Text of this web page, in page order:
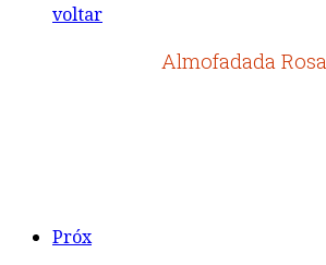
voltar
Almofadada Rosa
Próx